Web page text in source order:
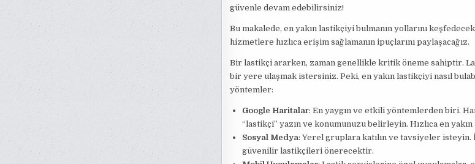
güvenle devam edebilirsiniz!
Bu makalede, en yakın lastikçiyi bulmanın yollarını
hizmetlere hızlıca erişim sağlamanın ipuçlarını paylaşacağız.
Bir lastikçi ararken, zaman genellikle kritik öneme sahiptir.
bir yere ulaşmak istersiniz. Peki, en yakın lastikçiyi nasıl
yöntemler:
Google Haritalar: En yaygın ve etkili yöntemlerden biri.
“lastikçi” yazın ve konumunuzu belirleyin. Hızlıca en
Sosyal Medya: Yerel gruplara katılın ve tavsiyeler
güvenilir lastikçileri önerecektir.